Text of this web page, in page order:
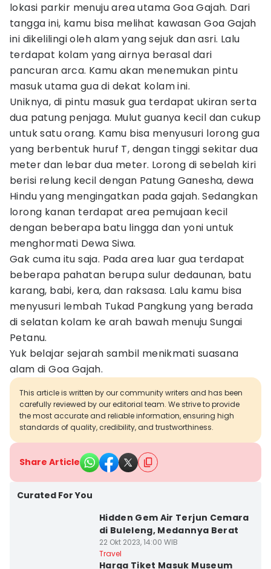
lokasi parkir menuju area utama Goa Gajah. Dari
tangga ini, kamu bisa melihat kawasan Goa Gajah
ini dikelilingi oleh alam yang sejuk dan asri. Lalu
terdapat kolam yang airnya berasal dari
pancuran arca. Kamu akan menemukan pintu
masuk utama gua di dekat kolam ini.
Uniknya, di pintu masuk gua terdapat ukiran serta
dua patung penjaga. Mulut guanya kecil dan cukup
untuk satu orang. Kamu bisa menyusuri lorong gua
yang berbentuk huruf T, dengan tinggi sekitar dua
meter dan lebar dua meter. Lorong di sebelah kiri
berisi relung kecil dengan Patung Ganesha, dewa
Hindu yang mengingatkan pada gajah. Sedangkan
lorong kanan terdapat area pemujaan kecil
dengan beberapa batu lingga dan yoni untuk
menghormati Dewa Siwa.
Gak cuma itu saja. Pada area luar gua terdapat
beberapa pahatan berupa sulur dedaunan, batu
karang, babi, kera, dan raksasa. Lalu kamu bisa
menyusuri lembah Tukad Pangkung yang berada
di selatan kolam ke arah bawah menuju Sungai
Petanu.
Yuk belajar sejarah sambil menikmati suasana
alam di Goa Gajah.
This article is written by our community writers and has been
carefully reviewed by our editorial team. We strive to provide
the most accurate and reliable information, ensuring high
standards of quality, credibility, and trustworthiness.
Share Article
Curated For You
Hidden Gem Air Terjun Cemara
di Buleleng, Medannya Berat
22 Okt 2023, 14:00 WIB
Travel
Harga Tiket Masuk Museum